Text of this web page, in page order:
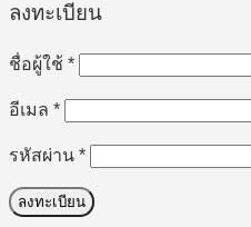
ลงทะเบียน
ชื่อผู้ใช้ *ต้องการ
อีเมล *ต้องการ
รหัสผ่าน *ต้องการ
ลงทะเบียน